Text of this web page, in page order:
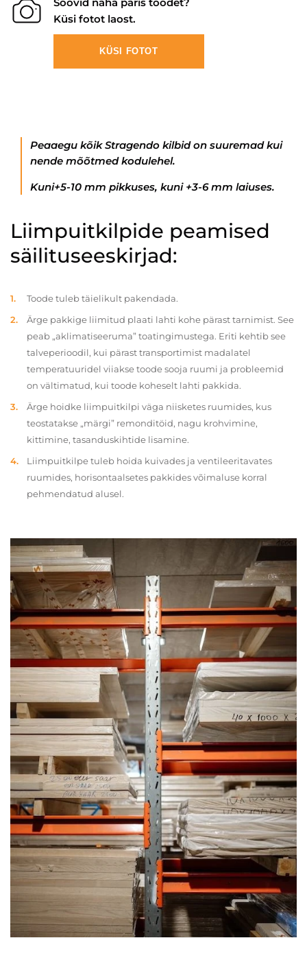
Küsi fotot laost.
KÜSI FOTOT
Peaaegu kõik Stragendo kilbid on suuremad kui
nende mõõtmed kodulehel.
Kuni+5-10 mm pikkuses, kuni +3-6 mm laiuses.
Liimpuitkilpide peamised
säilituseeskirjad:
Toode tuleb täielikult pakendada.
Ärge pakkige liimitud plaati lahti kohe pärast tarnimist. See
peab „aklimatiseeruma” toatingimustega. Eriti kehtib see
talveperioodil, kui pärast transportimist madalatel
temperatuuridel viiakse toode sooja ruumi ja probleemid
on vältimatud, kui toode koheselt lahti pakkida.
Ärge hoidke liimpuitkilpi väga niisketes ruumides, kus
teostatakse „märgi” remonditöid, nagu krohvimine,
kittimine, tasanduskihtide lisamine.
Liimpuitkilpe tuleb hoida kuivades ja ventileeritavates
ruumides, horisontaalsetes pakkides võimaluse korral
pehmendatud alusel.